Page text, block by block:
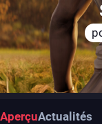
AperçuActualités